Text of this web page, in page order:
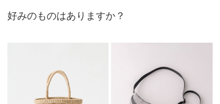
好みのものはありますか？